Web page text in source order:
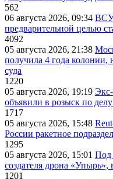
562
06 августа 2026, 09:34 ВСУ
предварительной целью
4092
05 августа 2026, 21:38
получила 4 года колонии,
суда
1220
05 августа 2026, 19:19
объявили в розыск по
1717
05 августа 2026, 15:48
России ракетное
1295
05 августа 2026, 15:01 Под
создателя дрона «Упырь»,
1201